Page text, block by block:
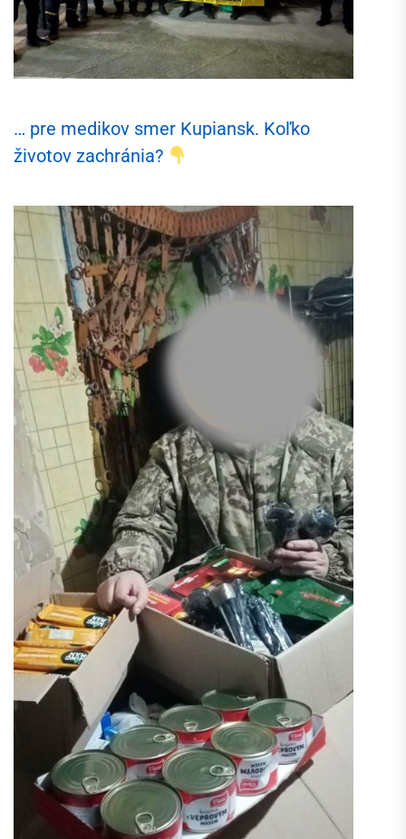
… pre medikov smer Kupiansk. Koľko
životov zachránia?